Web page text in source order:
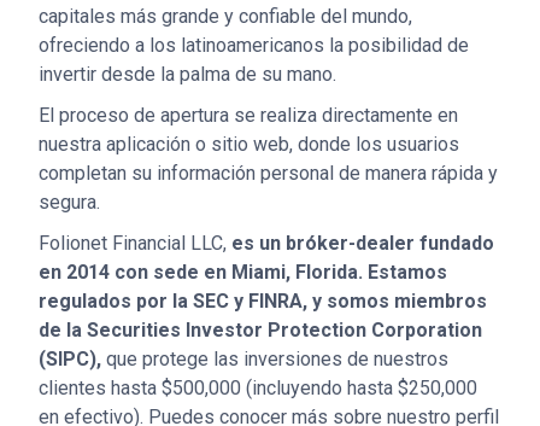
capitales más grande y confiable del mundo,
ofreciendo a los latinoamericanos la posibilidad de
invertir desde la palma de su mano.
El proceso de apertura se realiza directamente en
nuestra aplicación o sitio web, donde los usuarios
completan su información personal de manera rápida y
segura.
Folionet Financial LLC, es un bróker-dealer fundado
en 2014 con sede en Miami, Florida. Estamos
regulados por la SEC y FINRA, y somos miembros
de la Securities Investor Protection Corporation
(SIPC), que protege las inversiones de nuestros
clientes hasta $500,000 (incluyendo hasta $250,000
en efectivo). Puedes conocer más sobre nuestro perfil